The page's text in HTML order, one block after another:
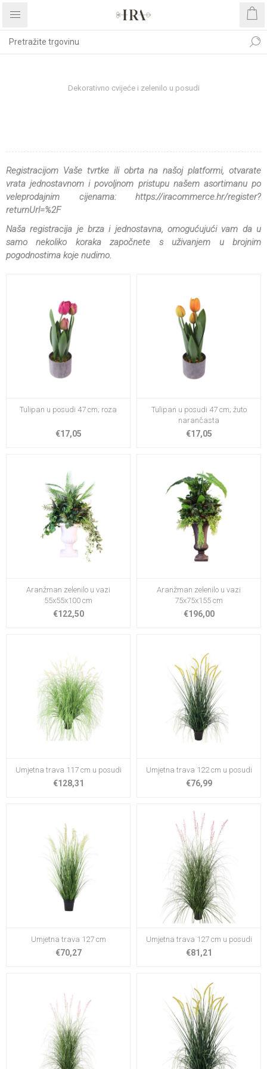
Dekorativno cvijeće i zelenilo u posudi
Registracijom Vaše tvrtke ili obrta na našoj platformi, otvarate
vrata jednostavnom i povoljnom pristupu našem asortimanu po
veleprodajnim cijenama: https://iracommerce.hr/register?
returnUrl=%2F
Naša registracija je brza i jednostavna, omogućujući vam da u
samo nekoliko koraka započnete s uživanjem u brojnim
pogodnostima koje nudimo.
Tulipan u posudi 47 cm; roza
€17,05
Tulipan u posudi 47 cm; žuto
narančasta
€17,05
Aranžman zelenilo u vazi
55x55x100 cm
€122,50
Aranžman zelenilo u vazi
75x75x155 cm
€196,00
Umjetna trava 117 cm u posudi
€128,31
Umjetna trava 122 cm u posudi
€76,99
Umjetna trava 127 cm
€70,27
Umjetna trava 127 cm u posudi
€81,21